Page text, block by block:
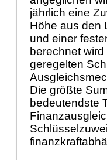
jährlich eine
Höhe aus den
und einer
berechnet
geregelten
Die größte
bedeutendste